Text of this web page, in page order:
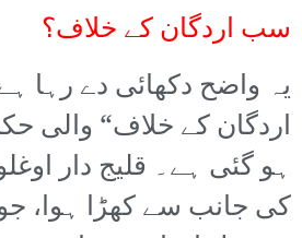
سب اردگان کے خلاف؟
یہ واضح دکھائی دے رہا
اردگان کے خلاف“ والی
ہو گئی ہے۔ قلیج دار
کی جانب سے کھڑا ہوا،